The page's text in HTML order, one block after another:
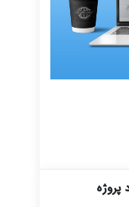
پروژه